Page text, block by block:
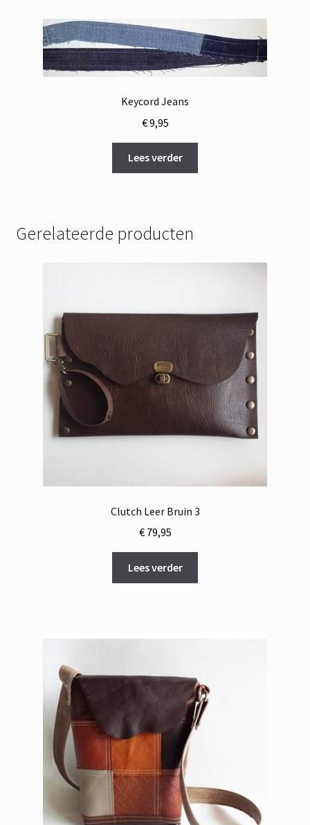
Keycord Jeans
€9,95
Lees verder
Gerelateerde producten
Clutch Leer Bruin 3
€79,95
Lees verder